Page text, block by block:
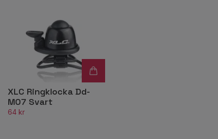
XLC Ringklocka Dd-
M07 Svart
64 kr